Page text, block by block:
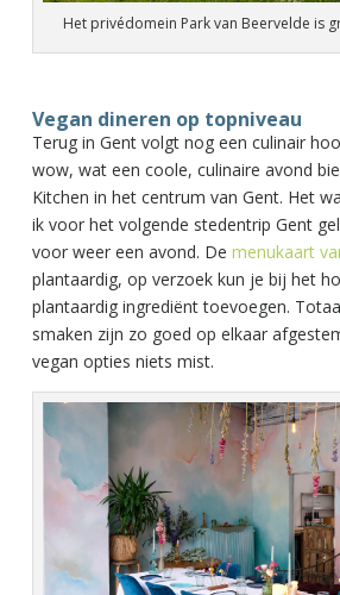
Het privédomein Park van Beervelde is
Vegan dineren op topniveau
Terug in Gent volgt nog een culinair
wow, wat een coole, culinaire avond
Kitchen in het centrum van Gent. Het
ik voor het volgende stedentrip Gent
voor weer een avond. De menukaart
plantaardig, op verzoek kun je bij het
plantaardig ingrediënt toevoegen.
smaken zijn zo goed op elkaar
vegan opties niets mist.